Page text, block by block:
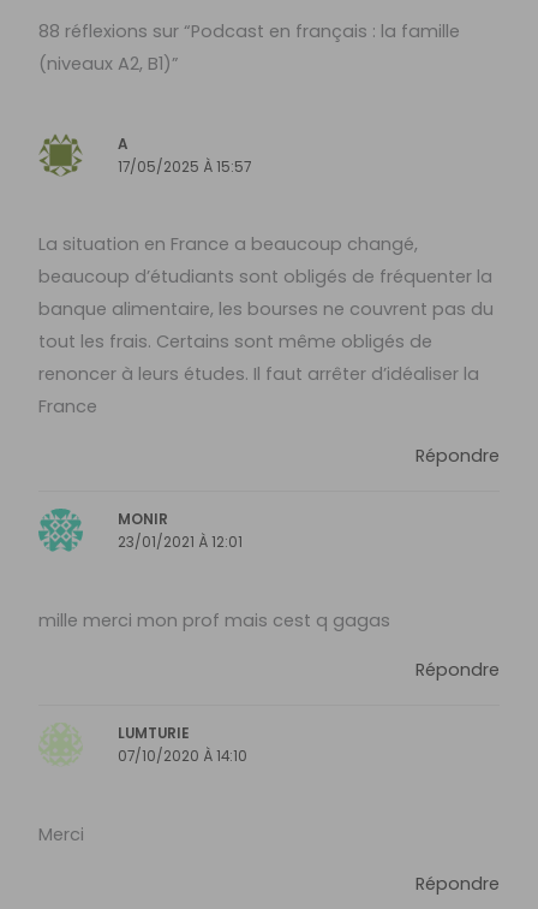
88 réflexions sur “Podcast en français : la famille
(niveaux A2, B1)”
A
17/05/2025 À 15:57
La situation en France a beaucoup changé,
beaucoup d’étudiants sont obligés de fréquenter la
banque alimentaire, les bourses ne couvrent pas du
tout les frais. Certains sont même obligés de
renoncer à leurs études. Il faut arrêter d’idéaliser la
France
Répondre
MONIR
23/01/2021 À 12:01
mille merci mon prof mais cest q gagas
Répondre
LUMTURIE
07/10/2020 À 14:10
Merci
Répondre